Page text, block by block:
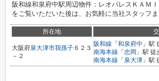
阪和線和泉府中駅周辺物件：レオパレスＫＡＭ
をご覧いただいた後は、お気軽に当社スタッフ
所在地
大阪府泉大津市我孫子 ６２３
－２
阪和線 「 和泉府中 」駅
南海本線 「 忠岡 」駅
南海本線 「 泉大津 」駅